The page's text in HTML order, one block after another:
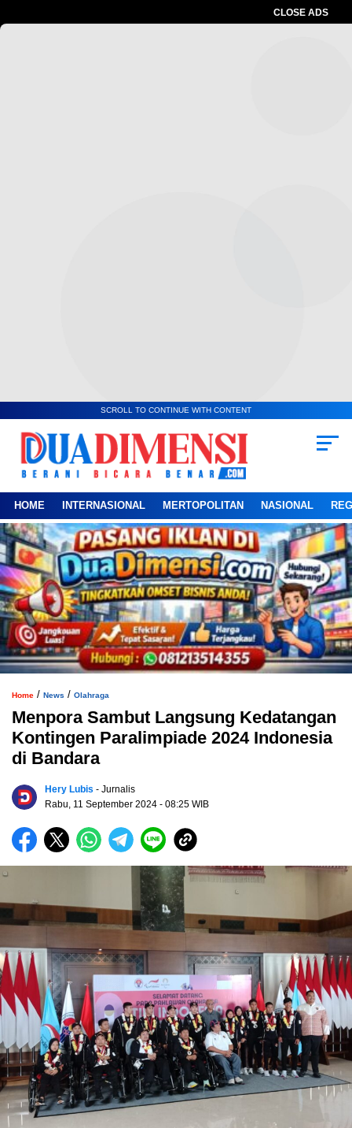
CLOSE ADS
SCROLL TO CONTINUE WITH CONTENT
HOME INTERNASIONAL MERTOPOLITAN NASIONAL
Home / News / Olahraga
Menpora Sambut Langsung Kedatangan
Kontingen Paralimpiade 2024 Indonesia
di Bandara
Hery Lubis - Jurnalis
Rabu, 11 September 2024 - 08:25 WIB